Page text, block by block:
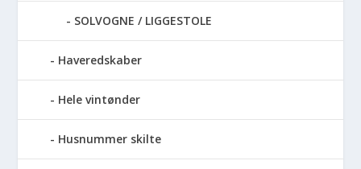
SOLVOGNE / LIGGESTOLE
Haveredskaber
Hele vintønder
Husnummer skilte